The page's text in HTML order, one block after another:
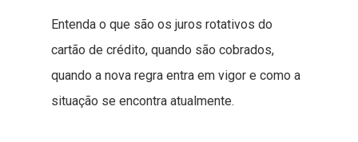
Entenda o que são os juros rotativos do
cartão de crédito, quando são cobrados,
quando a nova regra entra em vigor e como a
situação se encontra atualmente.